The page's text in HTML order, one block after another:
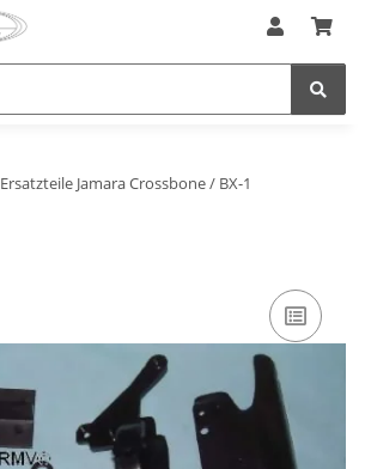
Ersatzteile Jamara Crossbone / BX-1